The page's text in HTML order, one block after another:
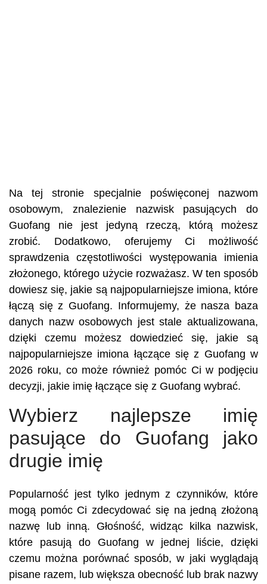
Na tej stronie specjalnie poświęconej nazwom
osobowym, znalezienie nazwisk pasujących do
Guofang nie jest jedyną rzeczą, którą możesz
zrobić. Dodatkowo, oferujemy Ci możliwość
sprawdzenia częstotliwości występowania imienia
złożonego, którego użycie rozważasz. W ten sposób
dowiesz się, jakie są najpopularniejsze imiona, które
łączą się z Guofang. Informujemy, że nasza baza
danych nazw osobowych jest stale aktualizowana,
dzięki czemu możesz dowiedzieć się, jakie są
najpopularniejsze imiona łączące się z Guofang w
2026 roku, co może również pomóc Ci w podjęciu
decyzji, jakie imię łączące się z Guofang wybrać.
Wybierz najlepsze imię
pasujące do Guofang jako
drugie imię
Popularność jest tylko jednym z czynników, które
mogą pomóc Ci zdecydować się na jedną złożoną
nazwę lub inną. Głośność, widząc kilka nazwisk,
które pasują do Guofang w jednej liście, dzięki
czemu można porównać sposób, w jaki wyglądają
pisane razem, lub większa obecność lub brak nazwy